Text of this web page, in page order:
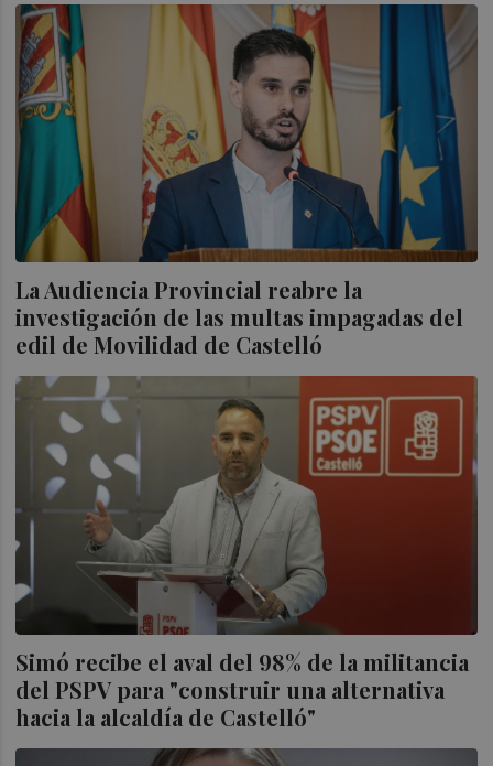
La Audiencia Provincial reabre la
investigación de las multas impagadas del
edil de Movilidad de Castelló
Simó recibe el aval del 98% de la militancia
del PSPV para "construir una alternativa
hacia la alcaldía de Castelló"